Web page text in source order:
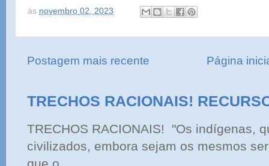
às novembro 02, 2023
Postagem mais recente Página
TRECHOS RACIONAIS!
TRECHOS RACIONAIS! "Os indígenas,
civilizados, embora sejam os mesmos
que o...